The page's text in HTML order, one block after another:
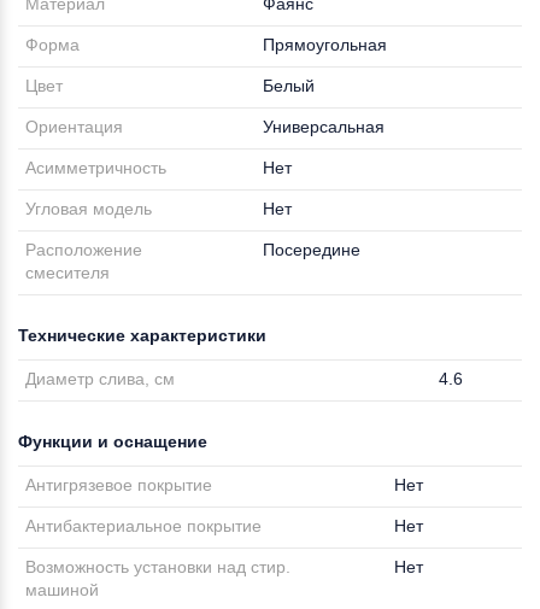
Форма Прямоугольная
Цвет Белый
Ориентация Универсальная
Асимметричность Нет
Угловая модель Нет
Расположение
смесителя
Посередине
Технические характеристики
Диаметр слива, см 4.6
Функции и оснащение
Антигрязевое покрытие Нет
Антибактериальное покрытие Нет
Возможность установки над стир.
машиной
Нет